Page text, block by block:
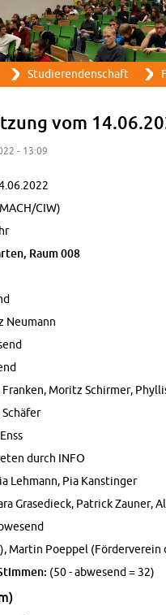
Stu­die­ren­den­schaft
vom
- 13:09
CIW)
Raum 008
Neu­mann
Mo­ritz Schir­mer,
Schä­fer
durch INFO
Leh­mann, Pia Kan­stin­ger
Gra­se­dieck, Pa­trick Zau­ner,
Mar­tin Po­ep­pel (För­der­ver­ein
(50 - ab­we­send = 32)